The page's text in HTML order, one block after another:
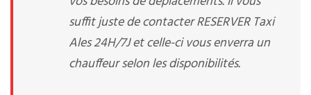
suffit juste de contacter RESERVER Taxi
Ales 24H/7J et celle-ci vous enverra un
chauffeur selon les disponibilités.